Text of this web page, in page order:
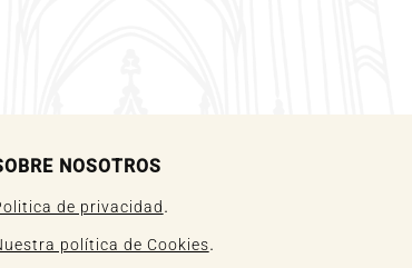
NOSOTROS
de privacidad.
política de Cookies.